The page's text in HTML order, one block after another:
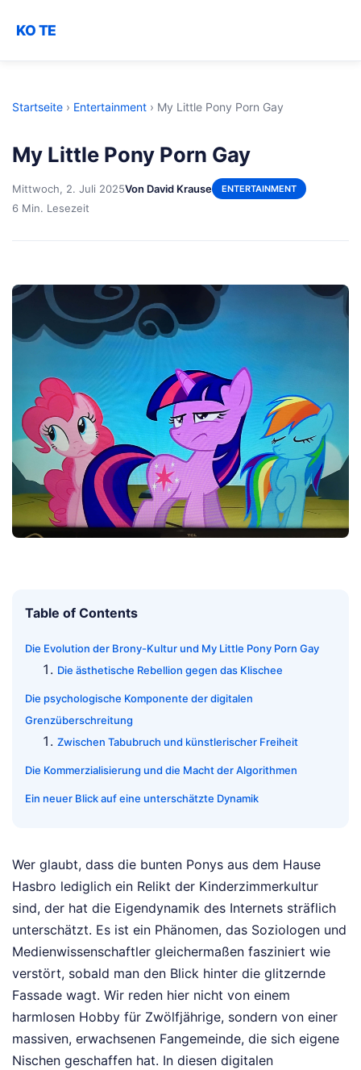
KO TE
Startseite › Entertainment › My Little Pony Porn Gay
My Little Pony Porn Gay
Mittwoch, 2. Juli 2025Von David Krause ENTERTAINMENT
6 Min. Lesezeit
Table of Contents
Die Evolution der Brony-Kultur und My Little Pony Porn Gay
Die ästhetische Rebellion gegen das Klischee
Die psychologische Komponente der digitalen
Grenzüberschreitung
Zwischen Tabubruch und künstlerischer Freiheit
Die Kommerzialisierung und die Macht der Algorithmen
Ein neuer Blick auf eine unterschätzte Dynamik
Wer glaubt, dass die bunten Ponys aus dem Hause
Hasbro lediglich ein Relikt der Kinderzimmerkultur
sind, der hat die Eigendynamik des Internets sträflich
unterschätzt. Es ist ein Phänomen, das Soziologen und
Medienwissenschaftler gleichermaßen fasziniert wie
verstört, sobald man den Blick hinter die glitzernde
Fassade wagt. Wir reden hier nicht von einem
harmlosen Hobby für Zwölfjährige, sondern von einer
massiven, erwachsenen Fangemeinde, die sich eigene
Nischen geschaffen hat. In diesen digitalen